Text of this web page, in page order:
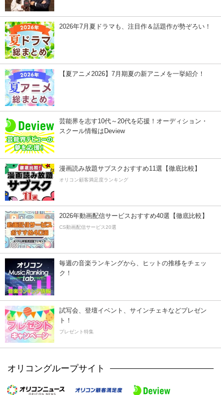
2026年7月夏ドラマも、注目作＆話題作が勢ぞろい！
【夏アニメ2026】7月期夏の新アニメを一挙紹介！
芸能界を志す10代～20代を応援！オーディション・
スクール情報はDeview
漫画読み放題サブスクおすすめ11選【徹底比較】
オリコン顧客満足度ランキング
2026年動画配信サービスおすすめ40選【徹底比較】
CS動画配信サービス20選
毎週の音楽ランキングから、ヒットの推移をチェッ
ク！
試写会、登壇イベント、サインチェキなどプレゼン
ト！
プレゼント特集
オリコングループサイト